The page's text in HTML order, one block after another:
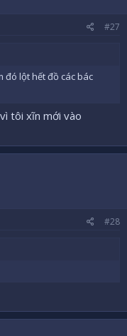
#27
đó lột hết đồ các bác
tôi xĩn mới vào
#28